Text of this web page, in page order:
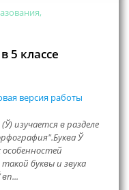
5 классе
версия работы
изучается в разделе
Ў
такой буквы и звука